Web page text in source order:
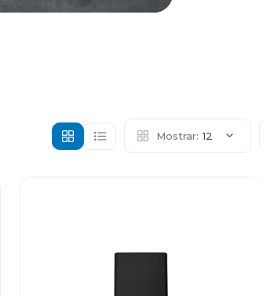
Mostrar: 12